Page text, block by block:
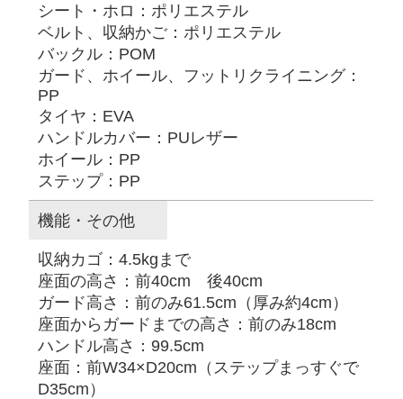
シート・ホロ：ポリエステル
ベルト、収納かご：ポリエステル
バックル：POM
ガード、ホイール、フットリクライニング：
PP
タイヤ：EVA
ハンドルカバー：PUレザー
ホイール：PP
ステップ：PP
機能・その他
収納カゴ：4.5kgまで
座面の高さ：前40cm 後40cm
ガード高さ：前のみ61.5cm（厚み約4cm）
座面からガードまでの高さ：前のみ18cm
ハンドル高さ：99.5cm
座面：前W34×D20cm（ステップまっすぐで
D35cm）